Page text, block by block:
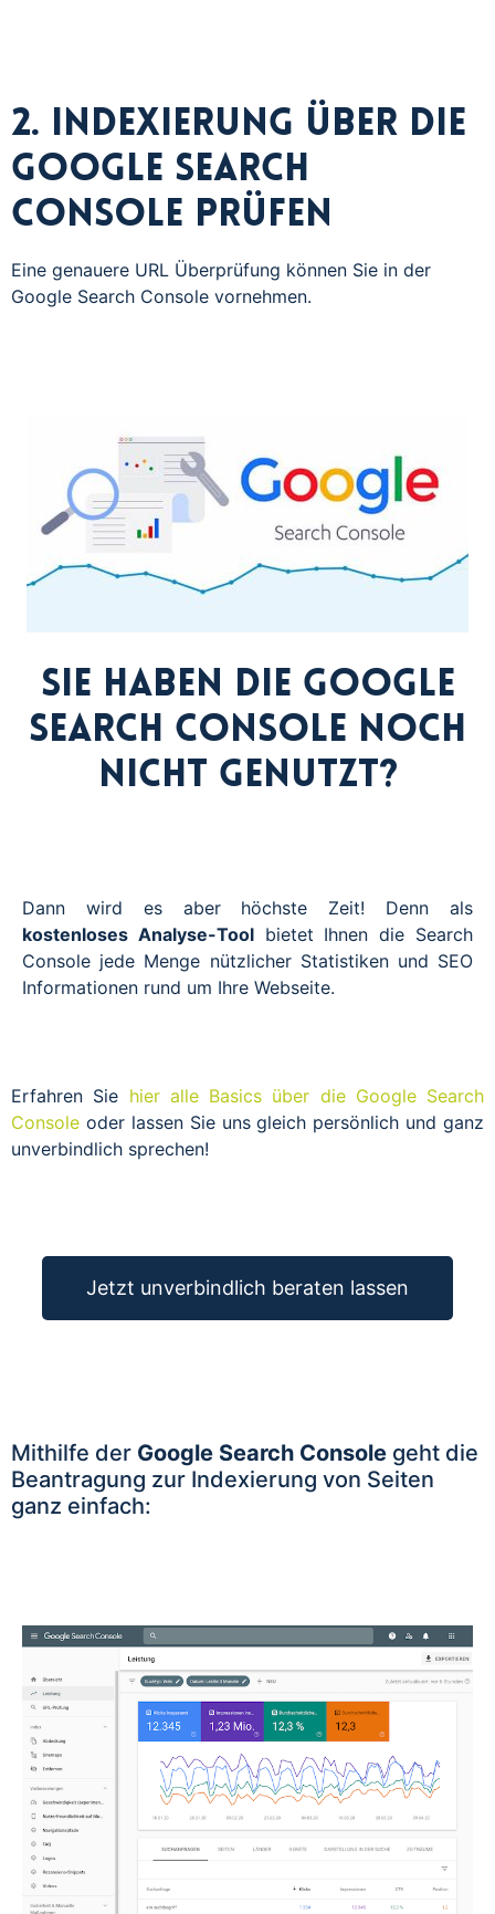
2. Indexierung über die
Google Search
Console prüfen
Eine genauere URL Überprüfung können Sie in der
Google Search Console vornehmen.
Sie haben die Google
Search Console noch
nicht genutzt?
Dann wird es aber höchste Zeit! Denn als
kostenloses Analyse-Toolbietet Ihnen die Search
Console jede Menge nützlicher Statistiken und SEO
Informationen rund um Ihre Webseite.
Erfahren Sie hier alle Basics über die Google Search
Console oder lassen Sie uns gleich persönlich und ganz
unverbindlich sprechen!
Jetzt unverbindlich beraten lassen
Mithilfe der Google Search Console geht die
Beantragung zur Indexierung von Seiten
ganz einfach: